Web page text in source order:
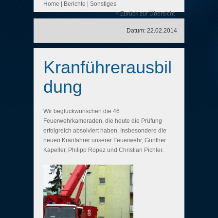
Home Berichte
Sonstiges
< Zurück zur Übersicht
Datum: 22.02.2014
Kranführerausbil
dung
Wir beglückwünschen die 46
Feuerwehrkameraden, die heute die Prüfung
erfolgreich absolviert haben. Insbesondere die
neuen Kranfahrer unserer Feuerwehr, Günther
Kapeller, Philipp Ropez und Christian Pichler.